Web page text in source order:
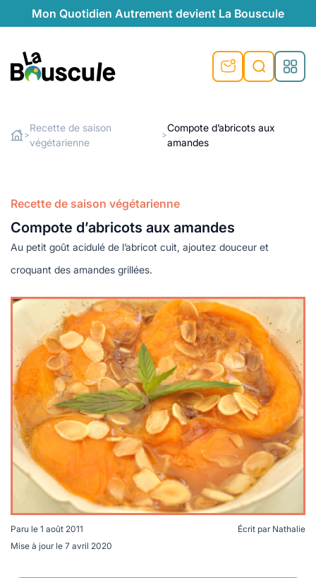
Mon Quotidien Autrement devient La Bouscule
au naturel
végétariennes
locales
durables
beauté naturelle
naturel
de recyclage
témoignages
saison
responsables
douce
Rechercher
>
Recette de saison
végétarienne
>
Compote d’abricots aux
amandes
Recette de saison végétarienne
Compote d’abricots aux amandes
Au petit goût acidulé de l’abricot cuit, ajoutez douceur et
croquant des amandes grillées.
Paru le 1 août 2011
Mise à jour le 7 avril 2020
Écrit par Nathalie